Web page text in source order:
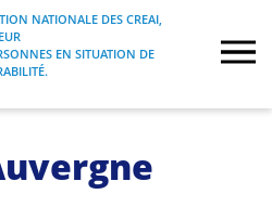
NATIONALE DES CREAI, EN
DES PERSONNES EN SITUATION
NATIONALE DES CREAI,
EN SITUATION DE